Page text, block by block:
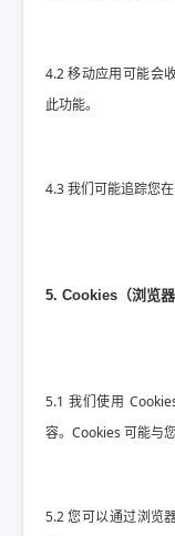
4.2 移动应用可能会
此功能。
4.3 我们可能追踪您
5. Cookies（浏览器
5.1 我们使用
容。Cookies 可能与
5.2 您可以通过浏览